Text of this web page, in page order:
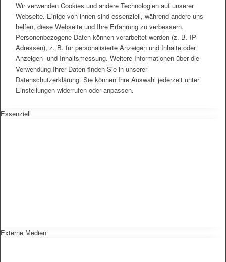
Wir verwenden Cookies und andere Technologien auf unserer
Webseite. Einige von ihnen sind essenziell, während andere uns
helfen, diese Webseite und Ihre Erfahrung zu verbessern.
Personenbezogene Daten können verarbeitet werden (z. B. IP-
Adressen), z. B. für personalisierte Anzeigen und Inhalte oder
Anzeigen- und Inhaltsmessung. Weitere Informationen über die
Verwendung Ihrer Daten finden Sie in unserer
Datenschutzerklärung. Sie können Ihre Auswahl jederzeit unter
Einstellungen widerrufen oder anpassen.
Essenziell
Externe Medien